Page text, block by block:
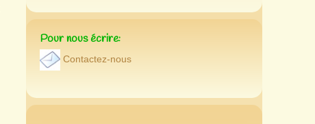
Pour nous écrire:
Contactez-nous